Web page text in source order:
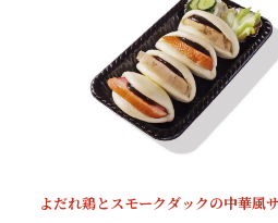
よだれ鶏とスモークダックの中華風